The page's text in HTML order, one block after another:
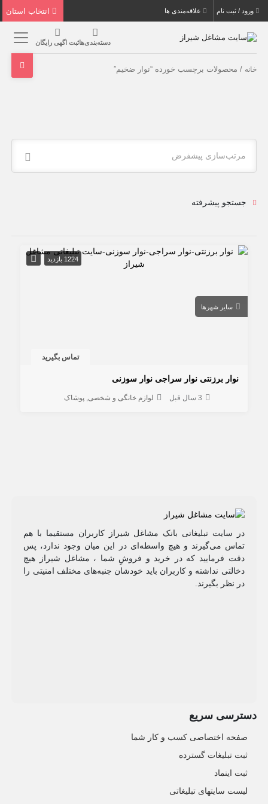
ورود / ثبت نام علاقه‌مندی ها
دسته‌بندی‌هاثبت اگهی رایگان
خانه / محصولات برچسب خورده “نوار ضخيم”
مرتب‌سازی پیشفرض
جستجو پیشرفته
1224 بازدید
سایر شهرها
تماس بگیرید
نوار برزنتی نوار سراجی نوار سوزنی
3 سال قبل لوازم خانگی و شخصی پوشاک
در سایت تبلیغاتی بانک مشاغل شیراز کاربران مستقیما با هم
تماس می‌گیرند و هیچ واسطه‌ای در این میان وجود ندارد، پس
دقت فرمایید که در خرید و فروشِ شما ، مشاغل شیراز هیچ
دخالتی نداشته و کاربران باید خودشان جنبه‌های مختلف امنیتی را
در نظر بگیرند.
دسترسی سریع
صفحه اختصاصی کسب و کار شما
ثبت تبلیغات گسترده
ثبت اینماد
لیست سایتهای تبلیغاتی